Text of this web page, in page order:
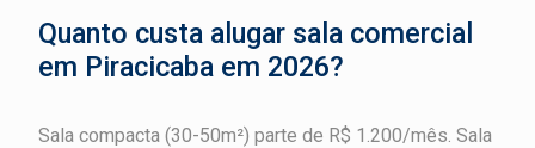
Quanto custa alugar sala comercial
em Piracicaba em 2026?
Sala compacta (30-50m²) parte de R$ 1.200/mês. Sala